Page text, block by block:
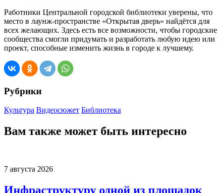
Работники Центральной городской библиотеки уверены, что
место в лаунж-пространстве «Открытая дверь» найдётся для
всех желающих. Здесь есть все возможности, чтобы городские
сообщества смогли придумать и разработать любую идею или
проект, способные изменить жизнь в городе к лучшему.
Рубрики
Культура Видеосюжет Библиотека
Вам также может быть интересно
7 августа 2026
Инфраструктуру одной из площадок